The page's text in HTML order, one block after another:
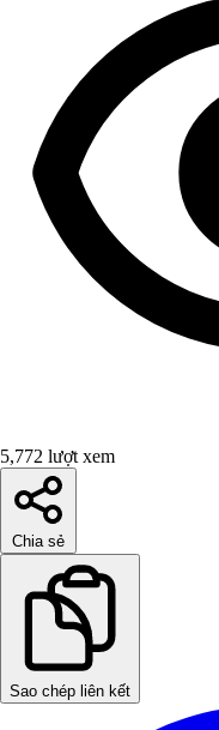
5,772 lượt xem
Chia sẻ
Sao chép liên kết